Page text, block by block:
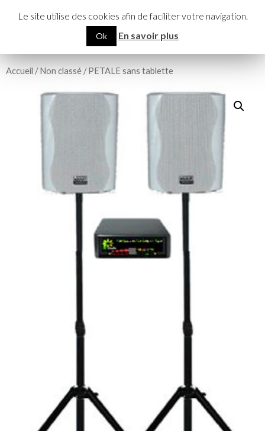
Pétale
Accueil /Non classé / PETALE sans tablette
Le site utilise des cookies afin de faciliter votre navigation.
Ok En savoir plus